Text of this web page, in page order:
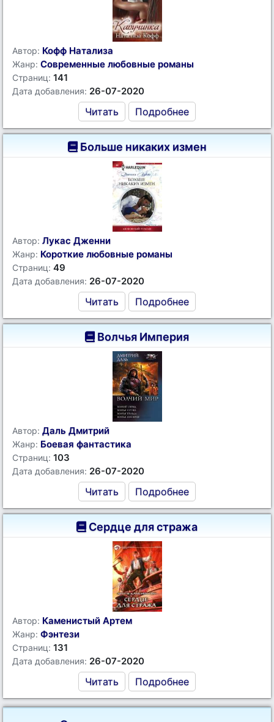
Автор: Кофф Натализа
Жанр: Современные любовные романы
Страниц: 141
Дата добавления: 26-07-2020
Читать Подробнее
Больше никаких измен
Автор: Лукас Дженни
Жанр: Короткие любовные романы
Страниц: 49
Дата добавления: 26-07-2020
Читать Подробнее
Волчья Империя
Автор: Даль Дмитрий
Жанр: Боевая фантастика
Страниц: 103
Дата добавления: 26-07-2020
Читать Подробнее
Сердце для стража
Автор: Каменистый Артем
Жанр: Фэнтези
Страниц: 131
Дата добавления: 26-07-2020
Читать Подробнее